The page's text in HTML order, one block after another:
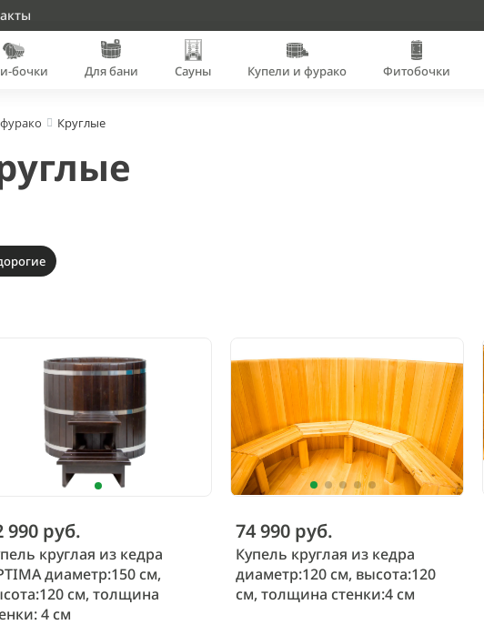
бочки Для бани Сауны Купели и фурако Фитобочки
Круглые
990 руб.
круглая из кедра
диаметр:150 см,
см, толщина
4 см
74 990 руб.
Купель круглая из кедра
диаметр:120 см, высота:120
см, толщина стенки:4 см